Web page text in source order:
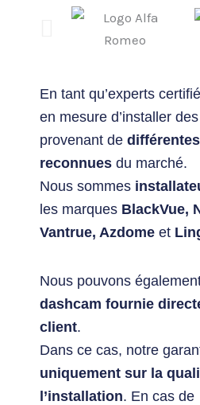
En tant qu’experts
en mesure d’installer
provenant de
reconnues du marché.
Nous sommes
les marques BlackVue,
Vantrue, Azdome et
Nous pouvons
dashcam fournie
client.
Dans ce cas, notre
uniquement sur la
l’installation. En cas de